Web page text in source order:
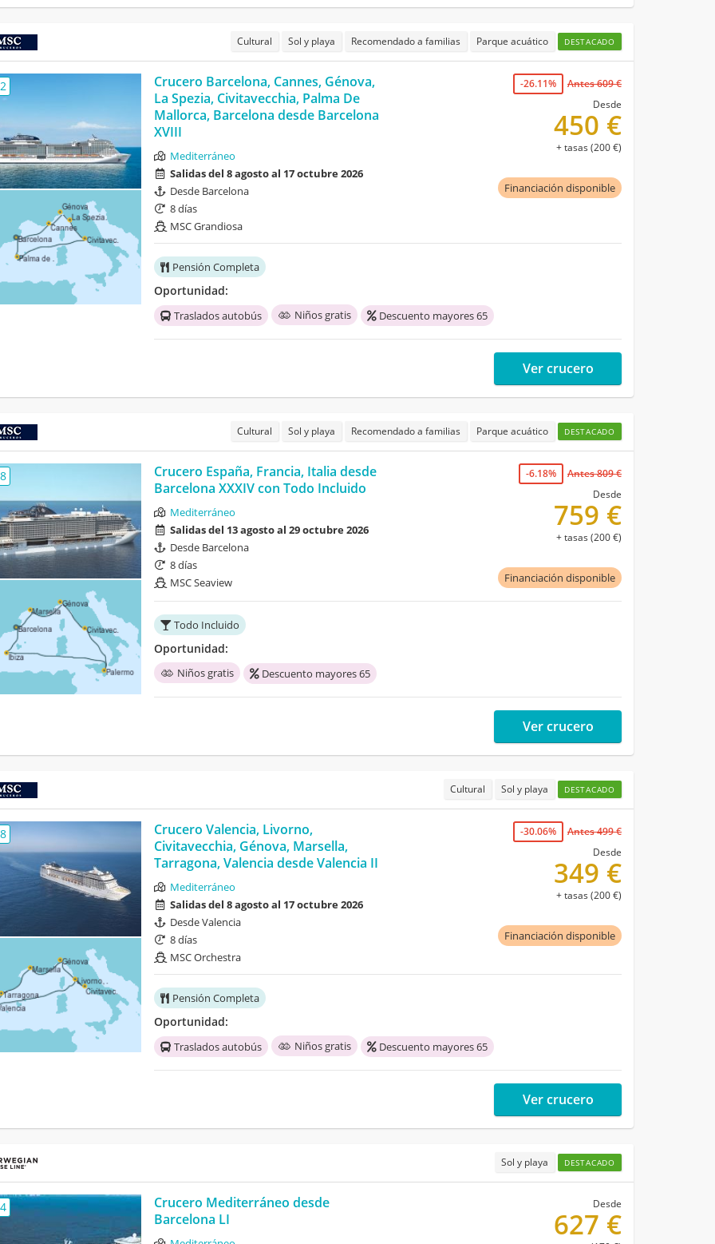
Cultural Sol y playa Recomendado a familias Parque acuático DESTACADO
Crucero Barcelona, Cannes, Génova,
La Spezia, Civitavecchia, Palma De
Mallorca, Barcelona desde Barcelona
XVIII
Mediterráneo
Salidas del 8 agosto al 17 octubre 2026
Desde Barcelona
8 días
MSC Grandiosa
Pensión Completa
Oportunidad:
Traslados autobús Niños gratis Descuento mayores 65
Financiación disponible
-26.11%
Antes 609 €
Desde
450 €
+ tasas (200 €)
Ver crucero
Cultural Sol y playa Recomendado a familias Parque acuático DESTACADO
Crucero España, Francia, Italia desde
Barcelona XXXIV con Todo Incluido
Mediterráneo
Salidas del 13 agosto al 29 octubre 2026
Desde Barcelona
8 días
MSC Seaview
Todo Incluido
Oportunidad:
Niños gratis Descuento mayores 65
Financiación disponible
-6.18%
Antes 809 €
Desde
759 €
+ tasas (200 €)
Ver crucero
Cultural Sol y playa DESTACADO
Crucero Valencia, Livorno,
Civitavecchia, Génova, Marsella,
Tarragona, Valencia desde Valencia II
Mediterráneo
Salidas del 8 agosto al 17 octubre 2026
Desde Valencia
8 días
MSC Orchestra
Pensión Completa
Oportunidad:
Traslados autobús Niños gratis Descuento mayores 65
Financiación disponible
-30.06%
Antes 499 €
Desde
349 €
+ tasas (200 €)
Ver crucero
Sol y playa DESTACADO
Crucero Mediterráneo desde
Barcelona LI
Desde
627 €